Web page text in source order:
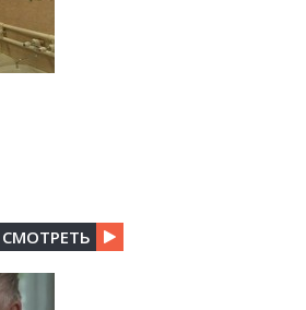
СМОТРЕТЬ